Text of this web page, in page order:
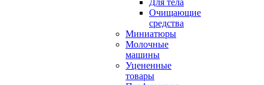
Для тела
Очищающие
средства
Миниатюры
Молочные
машины
Уцененные
товары